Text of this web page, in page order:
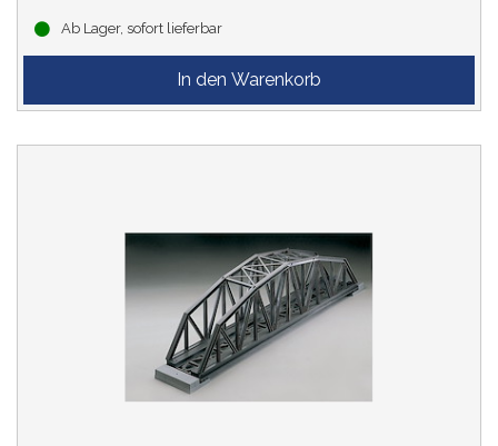
Ab Lager, sofort lieferbar